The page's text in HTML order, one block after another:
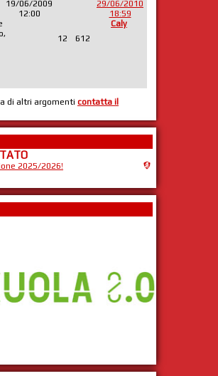
19/06/2009
12:00
12 612
29/06/2010
18:59
Caly
di altri argomenti contatta il
2025/2026!